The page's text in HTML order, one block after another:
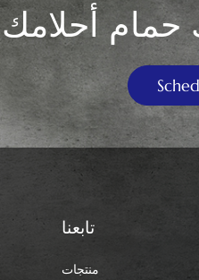
حمام أحلامك
تابعنا
منتجات